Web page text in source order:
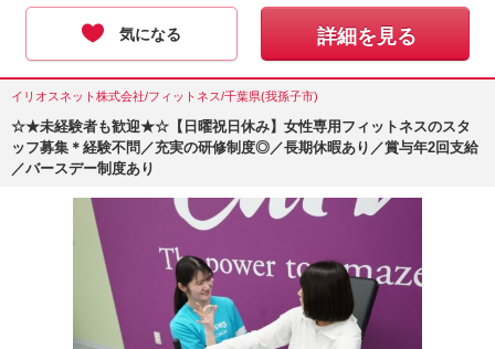
気になる 詳細を見る
イリオスネット株式会社/フィットネス/千葉県(我孫子市)
☆★未経験者も歓迎★☆【日曜祝日休み】女性専用フィットネスのスタ
ッフ募集＊経験不問／充実の研修制度◎／長期休暇あり／賞与年2回支給
／バースデー制度あり